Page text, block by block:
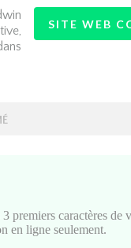
SITE WEB
caractères de
en ligne seulement.